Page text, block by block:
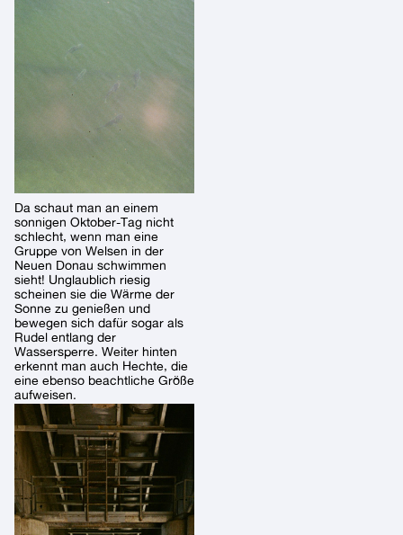
Da schaut man an einem
sonnigen Oktober-Tag nicht
schlecht, wenn man eine
Gruppe von Welsen in der
Neuen Donau schwimmen
sieht! Unglaublich riesig
scheinen sie die Wärme der
Sonne zu genießen und
bewegen sich dafür sogar als
Rudel entlang der
Wassersperre. Weiter hinten
erkennt man auch Hechte, die
eine ebenso beachtliche Größe
aufweisen.